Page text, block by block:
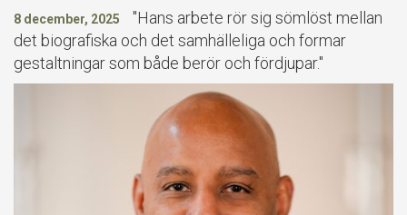
8 december, 2025
"Hans arbete rör sig sömlöst mellan
det biografiska och det samhälleliga och formar
gestaltningar som både berör och fördjupar."